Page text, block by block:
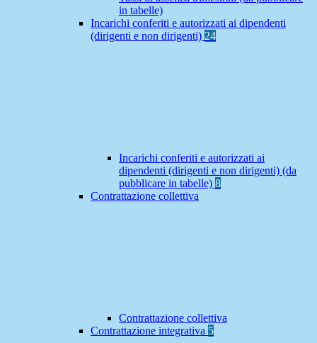
in tabelle)
Incarichi conferiti e autorizzati ai dipendenti
(dirigenti e non dirigenti) 24
Incarichi conferiti e autorizzati ai
dipendenti (dirigenti e non dirigenti) (da
pubblicare in tabelle) 8
Contrattazione collettiva
Contrattazione collettiva
Contrattazione integrativa 5